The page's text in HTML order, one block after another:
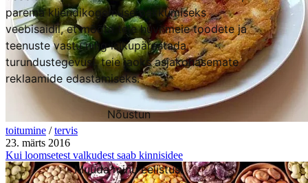
parema kliendikogemuse pakkumiseks
veebisaidil,et mõõta teie huvi meie toodete ja
teenuste vastu ning isikupärastada
turundustegevusi,teie jaoks asjakohasemate
reklaamide edastamiseks.
Nõustun
Muuda minu eelistusi
toitumine / tervis
23. märts 2016
Kui loomsetest valkudest saab kinnisidee